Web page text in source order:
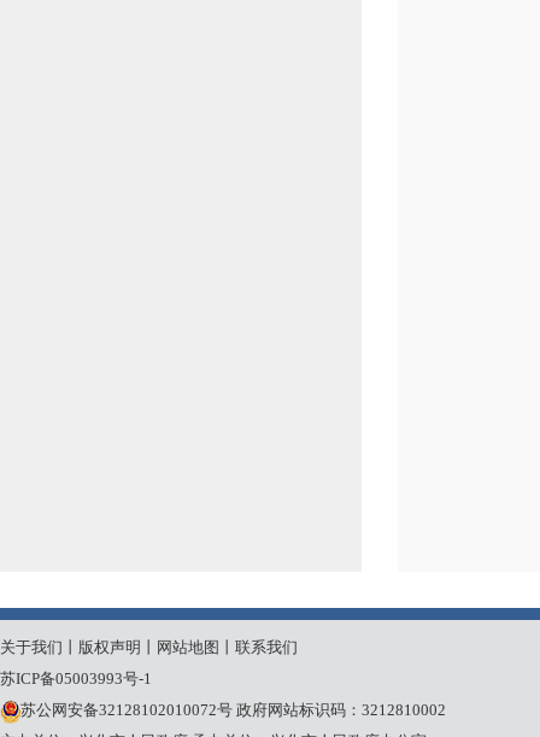
关于我们 版权声明 网站地图
联系我们
苏ICP备05003993号-1
苏公网安备32128102010072号 政府网站标识码：3212810002